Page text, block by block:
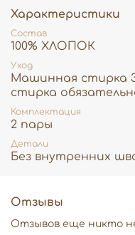
♡Практичные,
подходят для каждого
первых дней
Характеристики
Состав
100% ХЛОПОК
Уход
Машинная стирка
стирка
Комплектация
2 пары
Детали
Без внутренних
Отзывы
Отзывов еще никто